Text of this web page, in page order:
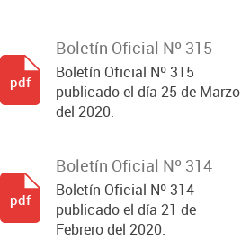
Boletín Oficial Nº 315
Boletín Oficial Nº 315
publicado el día 25 de Marzo
del 2020.
pdf
Boletín Oficial Nº 314
Boletín Oficial Nº 314
publicado el día 21 de
Febrero del 2020.
pdf